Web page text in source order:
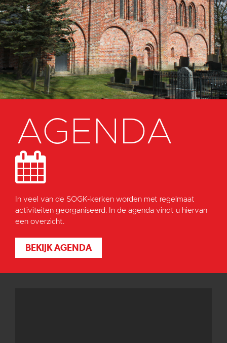
AGENDA
In veel van de SOGK-kerken worden met regelmaat
activiteiten georganiseerd. In de agenda vindt u hiervan
een overzicht.
BEKIJK AGENDA